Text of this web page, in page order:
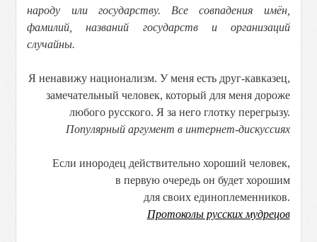
народу или государству. Все совпадения имён,
фамилий, названий государств и организаций
случайны.
Я ненавижу национализм. У меня есть друг-кавказец,
замечательный человек, который для меня дороже
любого русского. Я за него глотку перегрызу.
Популярный аргумент в интернет-дискуссиях
Если инородец действительно хороший человек,
в первую очередь он будет хорошим
для своих единоплеменников.
Протоколы русских мудрецов